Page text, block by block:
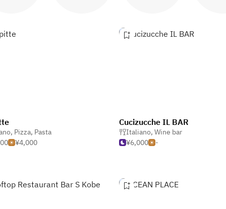
, Pizza, Pasta
¥4,000
Cucizucche IL BAR
Italiano, Wine bar
¥6,000
-